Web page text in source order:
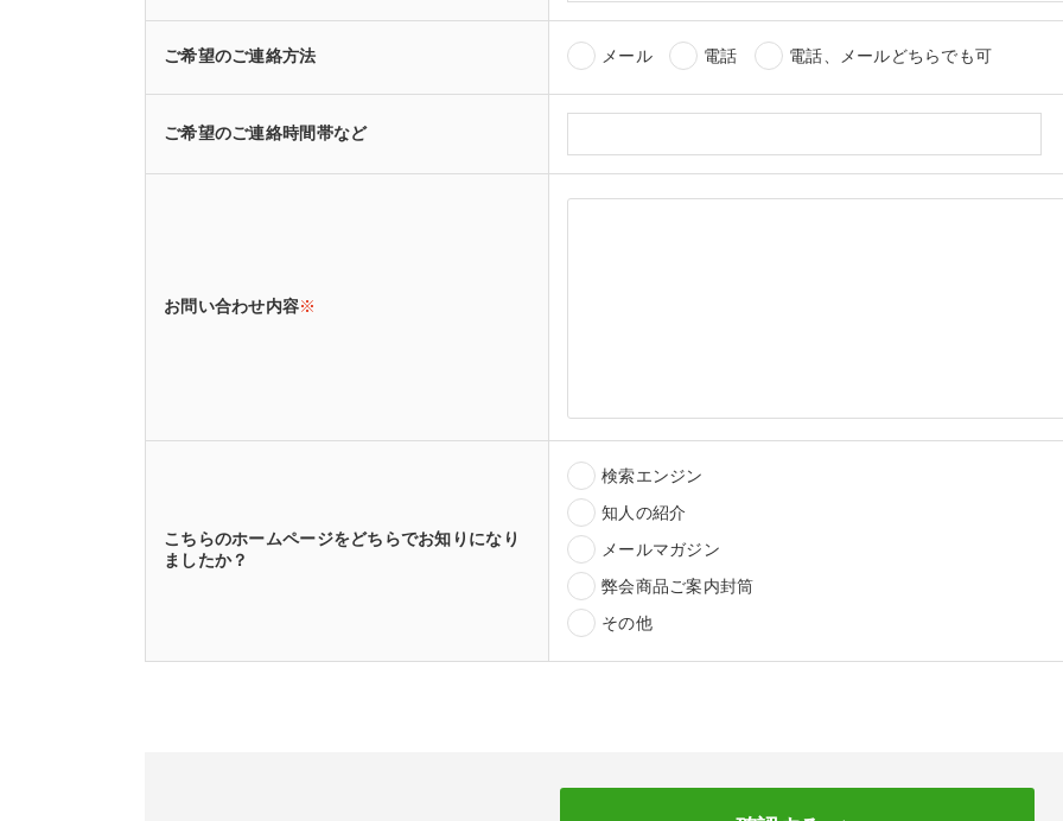
ご希望のご連絡方法 メール 電話 電話、メールどちらでも可
ご希望のご連絡時間帯など
お問い合わせ内容※
こちらのホームページをどちらでお知りになり
ましたか？
検索エンジン
知人の紹介
メールマガジン
弊会商品ご案内封筒
その他